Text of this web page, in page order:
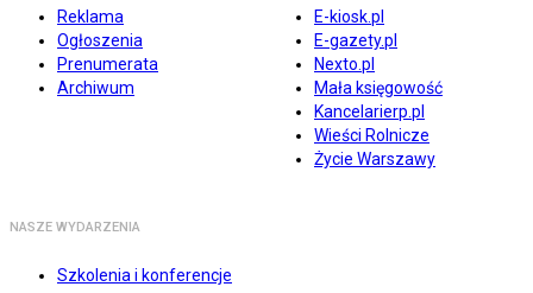
Reklama
Ogłoszenia
Prenumerata
Archiwum
E-kiosk.pl
E-gazety.pl
Nexto.pl
Mała księgowość
Kancelarierp.pl
Wieści Rolnicze
Życie Warszawy
NASZE WYDARZENIA
Szkolenia i konferencje